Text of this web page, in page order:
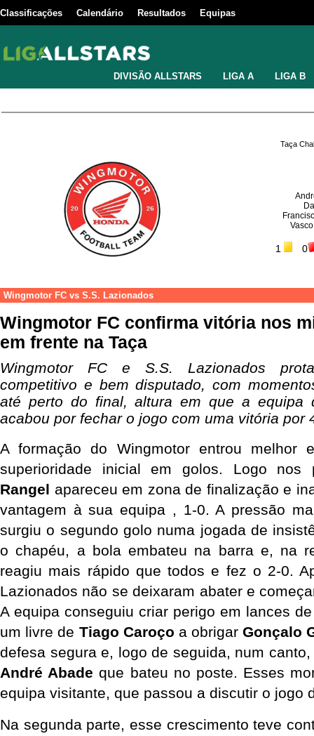
Classificações Calendário Resultados Equipas
DIVISÃO ALLSTARS LIGA A LIGA B
Taça
1 0
Wingmotor FC vs S.S. Lazionados
Wingmotor FC confirma vitória nos
em frente na Taça
Wingmotor FC e S.S. Lazionados
competitivo e bem disputado, com
até perto do final, altura em que a equipa
acabou por fechar o jogo com uma vitória por
A formação do Wingmotor entrou melhor
superioridade inicial em golos. Logo nos
Rangel apareceu em zona de finalização e
vantagem à sua equipa , 1-0. A pressão
surgiu o segundo golo numa jogada de
o chapéu, a bola embateu na barra e, na
reagiu mais rápido que todos e fez o 2-0.
Lazionados não se deixaram abater e
A equipa conseguiu criar perigo em lances
um livre de Tiago Caroço a obrigar Gonçalo
André Abade que bateu no poste. Esses
equipa visitante, que passou a discutir o jogo
Na segunda parte, esse crescimento teve